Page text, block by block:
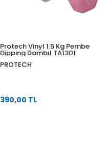
Protech Vinyl 1.5 Kg Pembe
Dipping Dambıl TA1301
PROTECH
390,00 TL